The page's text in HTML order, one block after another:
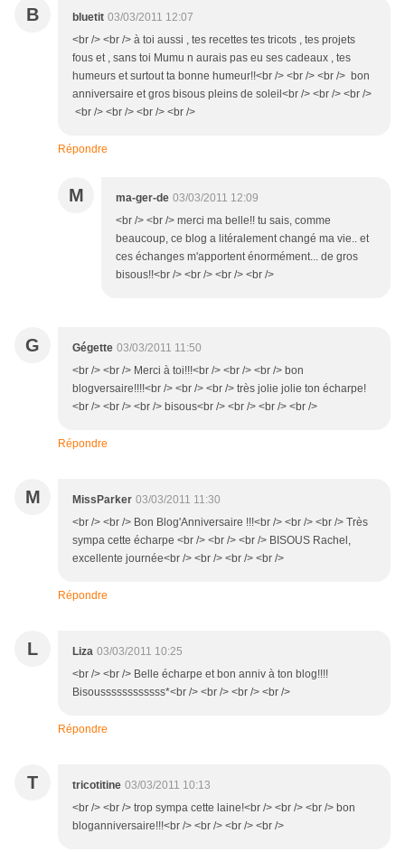
B bluetit 03/03/2011 12:07
<br /> <br /> à toi aussi , tes recettes tes tricots , tes projets
fous et , sans toi Mumu n aurais pas eu ses cadeaux , tes
humeurs et surtout ta bonne humeur!!<br /> <br /> <br /> bon
anniversaire et gros bisous pleins de soleil<br /> <br /> <br />
<br /> <br /> <br /> <br />
Répondre
M ma-ger-de 03/03/2011 12:09
<br /> <br /> merci ma belle!! tu sais, comme
beaucoup, ce blog a litéralement changé ma vie.. et
ces échanges m'apportent énormément... de gros
bisous!!<br /> <br /> <br /> <br />
G Gégette 03/03/2011 11:50
<br /> <br /> Merci à toi!!!<br /> <br /> <br /> bon
blogversaire!!!!<br /> <br /> <br /> très jolie jolie ton écharpe!
<br /> <br /> <br /> bisous<br /> <br /> <br /> <br />
Répondre
M MissParker 03/03/2011 11:30
<br /> <br /> Bon Blog'Anniversaire !!!<br /> <br /> <br /> Très
sympa cette écharpe <br /> <br /> <br /> BISOUS Rachel,
excellente journée<br /> <br /> <br /> <br />
Répondre
L Liza 03/03/2011 10:25
<br /> <br /> Belle écharpe et bon anniv à ton blog!!!!
Bisoussssssssssss*<br /> <br /> <br /> <br />
Répondre
T tricotitine 03/03/2011 10:13
<br /> <br /> trop sympa cette laine!<br /> <br /> <br /> bon
bloganniversaire!!!<br /> <br /> <br /> <br />